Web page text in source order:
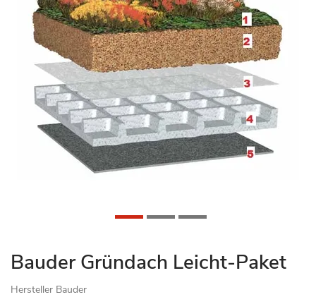
Zum
Anfang
der
Bauder Gründach Leicht-Paket
Hersteller Bauder